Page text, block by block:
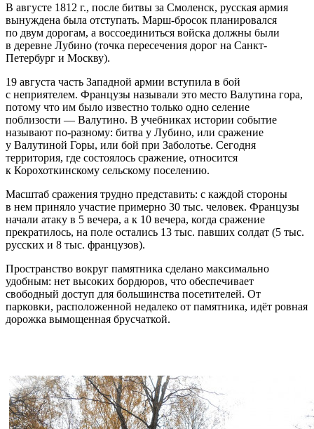
В августе 1812 г., после битвы за Смоленск, русская армия
вынуждена была отступать. Марш-бросок планировался
по двум дорогам, а воссоединиться войска должны были
в деревне Лубино (точка пересечения дорог на Санкт-
Петербург и Москву).
19 августа часть Западной армии вступила в бой
с неприятелем. Французы называли это место Валутина гора,
потому что им было известно только одно селение
поблизости — Валутино. В учебниках истории событие
называют по-разному: битва у Лубино, или сражение
у Валутиной Горы, или бой при Заболотье. Сегодня
территория, где состоялось сражение, относится
к Корохоткинскому сельскому поселению.
Масштаб сражения трудно представить: с каждой стороны
в нем приняло участие примерно 30 тыс. человек. Французы
начали атаку в 5 вечера, а к 10 вечера, когда сражение
прекратилось, на поле остались 13 тыс. павших солдат (5 тыс.
русских и 8 тыс. французов).
Пространство вокруг памятника сделано максимально
удобным: нет высоких бордюров, что обеспечивает
свободный доступ для большинства посетителей. От
парковки, расположенной недалеко от памятника, идёт ровная
дорожка вымощенная брусчаткой.